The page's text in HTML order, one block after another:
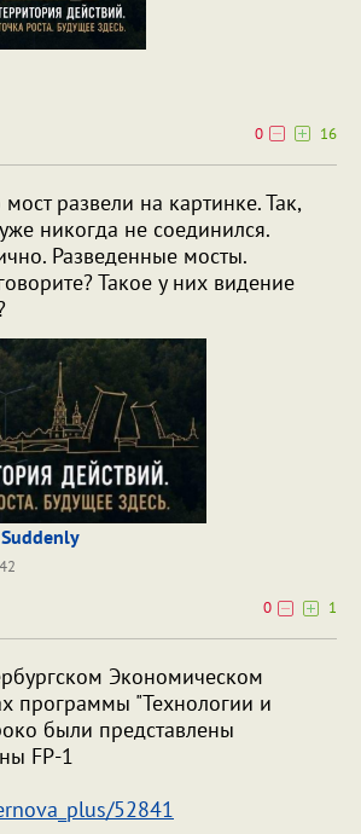
0
16
развели на картинке. Так,
никогда не соединился.
Разведенные мосты.
Такое у них видение
Suddenly
0
1
Экономическом
программы "Технологии и
были представлены
FP-1
52841